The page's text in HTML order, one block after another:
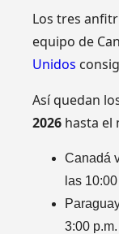
Los tres
equipo de
Unidos
Así quedan
2026 hasta el
Canadá
las
3:00 p.m.